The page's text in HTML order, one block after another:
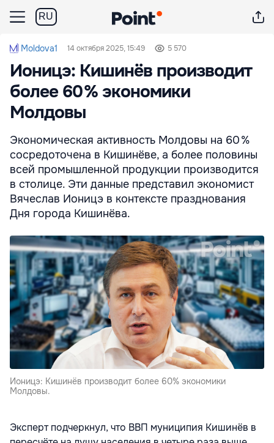
RU
Moldova1 14 октября 2025, 15:49 5 570
Ионицэ: Кишинёв производит
более 60 % экономики
Молдовы
Экономическая активность Молдовы на 60 %
сосредоточена в Кишинёве, а более половины
всей промышленной продукции производится
в столице. Эти данные представил экономист
Вячеслав Ионицэ в контексте празднования
Дня города Кишинёва.
Ионицэ: Кишинёв производит более 60% экономики
Молдовы.
Эксперт подчеркнул, что ВВП муниципия Кишинёв в